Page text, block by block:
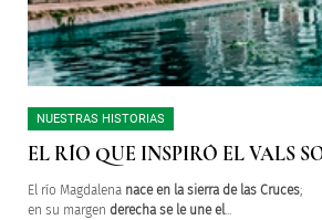
NUESTRAS HISTORIAS
EL RÍO QUE INSPIRÓ EL VALS
El río Magdalena nace en la sierra de las Cruces;
en su margen derecha se le une el...